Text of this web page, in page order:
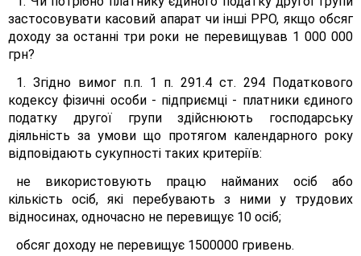
застосовувати касовий апарат чи інші РРО, якщо обсяг
доходу за останні три роки не перевищував 1 000 000
грн?
1. Згідно вимог п.п. 1 п. 291.4 ст. 294 Податкового
кодексу фізичні особи - підприємці - платники єдиного
податку другої групи здійснюють господарську
діяльність за умови що протягом календарного року
відповідають сукупності таких критеріїв:
не використовують працю найманих осіб або
кількість осіб, які перебувають з ними у трудових
відносинах, одночасно не перевищує 10 осіб;
обсяг доходу не перевищує 1500000 гривень.